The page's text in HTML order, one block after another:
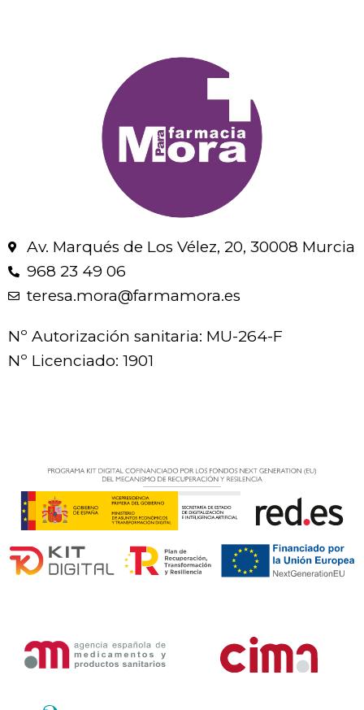
Av. Marqués de Los Vélez, 20, 30008 Murcia
968 23 49 06
teresa.mora@farmamora.es
Nº Autorización sanitaria: MU-264-F
Nº Licenciado: 1901